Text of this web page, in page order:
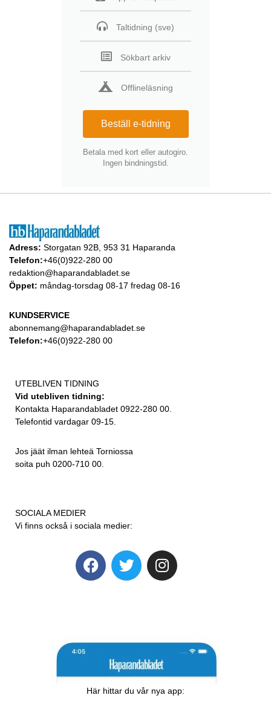
Taltidning (sve)
Sökbart arkiv
Offlineläsning
Beställ e-tidning
Betala med kort eller autogiro.
Ingen bindningstid.
Adress: Storgatan 92B, 953 31 Haparanda
Telefon:+46(0)922-280 00
redaktion@haparandabladet.se
Öppet: måndag-torsdag 08-17 fredag 08-16
KUNDSERVICE
abonnemang@haparandabladet.se
Telefon:+46(0)922-280 00
UTEBLIVEN TIDNING
Vid utebliven tidning:
Kontakta Haparandabladet 0922-280 00.
Telefontid vardagar 09-15.
Jos jäät ilman lehteä Torniossa
soita puh 0200-710 00.
SOCIALA MEDIER
Vi finns också i sociala medier:
Här hittar du vår nya app: